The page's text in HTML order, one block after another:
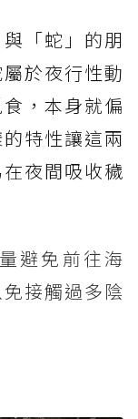
「蛇」的朋
於夜行性動
，本身就偏
特性讓這兩
夜間吸收穢
避免前往海
接觸過多陰